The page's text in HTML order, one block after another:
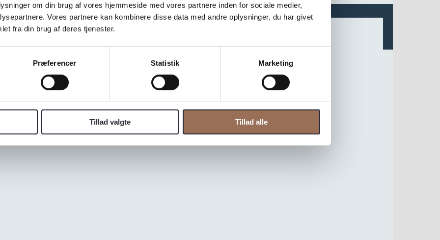
om din brug af vores hjemmeside med vores partnere inden for sociale medier,
Vores partnere kan kombinere disse data med andre oplysninger, du har givet
fra din brug af deres tjenester.
Præferencer Statistik Marketing
Tillad valgte Tillad alle
til langtidsholdbare projekter
skabelser. I årtusinder har det været brugt som byggemateriale og det forstår man ærlig talt godt.
lignende kræfter, derfor må granit betegnes som en af naturens gaver til langtidsholdbare
kun det æstetiske, men også dens utrolige holdbarhed.
for dig, der søger et materiale, der står tidens prøve.